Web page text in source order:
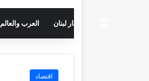
beiruttime
اخبار لبنان العرب والعالم
اقتصاد